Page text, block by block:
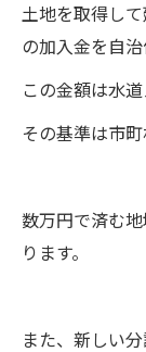
土地を取得し
の加入金を自
この金額は水
その基準は市
数万円で済む
ります。
また、新しい